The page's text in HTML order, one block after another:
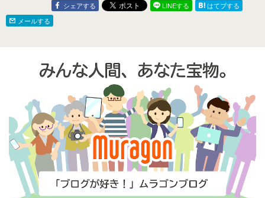
シェアする LINEする
はてブする
メールする